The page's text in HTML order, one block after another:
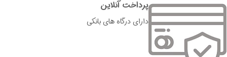
پرداخت آنلاین
دارای درگاه های بانکی